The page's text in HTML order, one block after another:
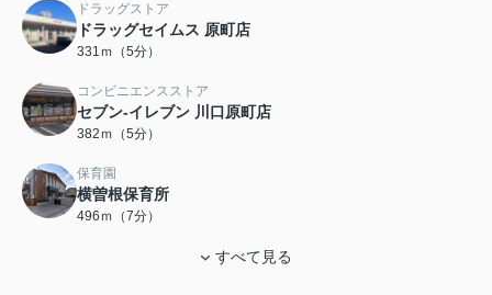
ドラッグストア
ドラッグセイムス 原町店
331ｍ（5分）
コンビニエンスストア
セブン-イレブン 川口原町店
382ｍ（5分）
保育園
横曽根保育所
496ｍ（7分）
すべて見る